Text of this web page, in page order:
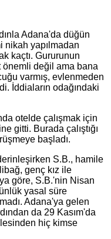
Adana'da düğün
nikah yapılmadan
kaçtı. Gururunun
önemli değil ama bana
varmış, evlenmeden
İddiaların odağındaki
otelde çalışmak için
gitti. Burada çalıştığı
başladı.
S.B., hamile
genç kız ile
göre, S.B.'nin Nisan
yasal süre
Adana'ya gelen
da 29 Kasım'da
hiç kimse